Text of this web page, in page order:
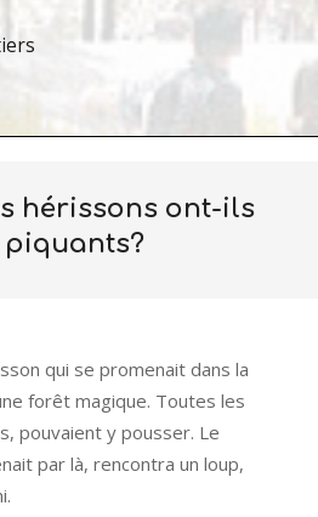
hérissons ont-ils
piquants?
qui se promenait dans la
forêt magique. Toutes les
pouvaient y pousser. Le
par là, rencontra un loup,